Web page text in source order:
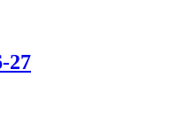
27